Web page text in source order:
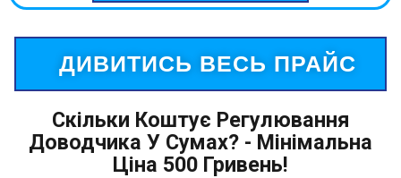
ДИВИТИСЬ ВЕСЬ ПРАЙС
Скільки Коштує Регулювання
Доводчика У Сумах? - Мінімальна
Ціна 500 Гривень!